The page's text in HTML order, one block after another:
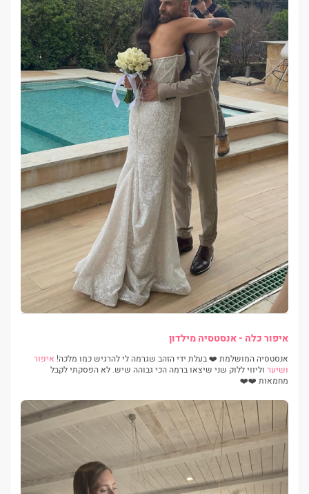
איפור כלה - אנסטסיה מילדון
אנסטסיה המושלמת ❤️ בעלת ידי הזהב שגרמה לי להרגיש כמו מלכה! איפור
ושיער וליווי ללוק שני שיצאו ברמה הכי גבוהה שיש. לא הפסקתי לקבל
מחמאות ❤️❤️